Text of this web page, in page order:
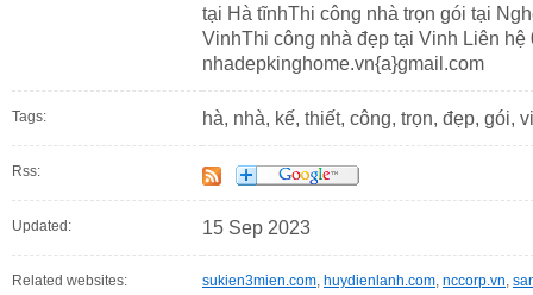
tại Hà tĩnhThi công nhà trọn gói tại
VinhThi công nhà đẹp tại Vinh Liên
nhadepkinghome.vn{a}gmail.com
Tags: hà, nhà, kế, thiết, công, trọn, đẹp, gói,
Rss:
Updated: 15 Sep 2023
Related websites: sukien3mien.com, huydienlanh.com, nccorp.vn,